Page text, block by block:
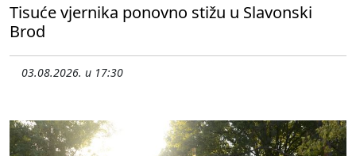
Tisuće vjernika ponovno stižu u Slavonski
Brod
03.08.2026. u 17:30